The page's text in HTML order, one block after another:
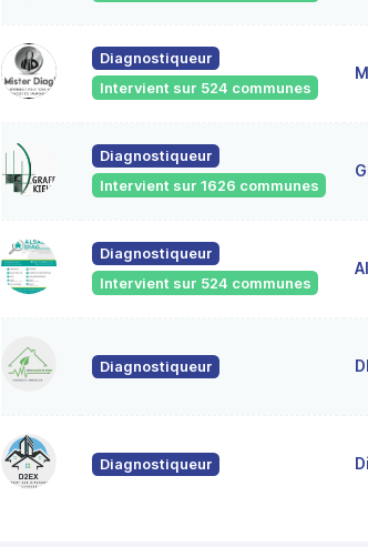
Diagnostiqueur
Intervient sur 524 communes
Diagnostiqueur
Intervient sur 1626 communes
Diagnostiqueur
Intervient sur 524 communes
Diagnostiqueur
Diagnostiqueur